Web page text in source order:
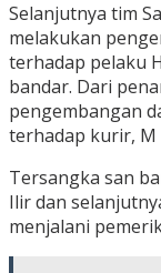
Selanjutnya tim
melakukan
terhadap pelaku
bandar. Dari
pengembangan
terhadap kurir, M
Tersangka san
Ilir dan
menjalani